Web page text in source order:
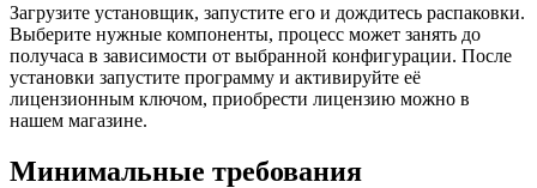
Загрузите установщик, запустите его и дождитесь распаковки.
Выберите нужные компоненты, процесс может занять до
получаса в зависимости от выбранной конфигурации. После
установки запустите программу и активируйте её
лицензионным ключом, приобрести лицензию можно в
нашем магазине.
Минимальные требования